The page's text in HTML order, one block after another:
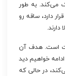
می‌کند. به طور
دارد، ساقه رو
است. هدف آن
خواهیم دید
در حالی که